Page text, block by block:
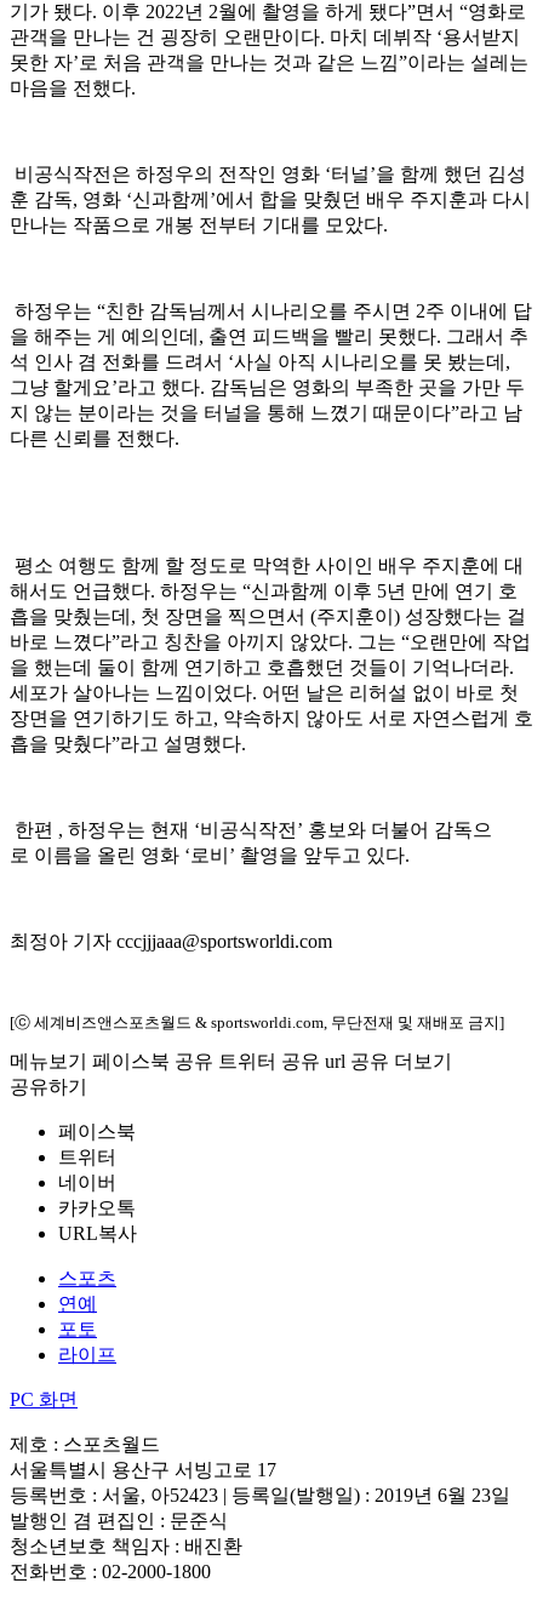
기가 됐다. 이후 2022년 2월에 촬영을 하게 됐다”면서 “영화로
관객을 만나는 건 굉장히 오랜만이다. 마치 데뷔작 ‘용서받지
못한 자’로 처음 관객을 만나는 것과 같은 느낌”이라는 설레는
마음을 전했다.
비공식작전은 하정우의 전작인 영화 ‘터널’을 함께 했던 김성
훈 감독, 영화 ‘신과함께’에서 합을 맞췄던 배우 주지훈과 다시
만나는 작품으로 개봉 전부터 기대를 모았다.
하정우는 “친한 감독님께서 시나리오를 주시면 2주 이내에 답
을 해주는 게 예의인데, 출연 피드백을 빨리 못했다. 그래서 추
석 인사 겸 전화를 드려서 ‘사실 아직 시나리오를 못 봤는데,
그냥 할게요’라고 했다. 감독님은 영화의 부족한 곳을 가만 두
지 않는 분이라는 것을 터널을 통해 느꼈기 때문이다”라고 남
다른 신뢰를 전했다.
평소 여행도 함께 할 정도로 막역한 사이인 배우 주지훈에 대
해서도 언급했다. 하정우는 “신과함께 이후 5년 만에 연기 호
흡을 맞췄는데, 첫 장면을 찍으면서 (주지훈이) 성장했다는 걸
바로 느꼈다”라고 칭찬을 아끼지 않았다. 그는 “오랜만에 작업
을 했는데 둘이 함께 연기하고 호흡했던 것들이 기억나더라.
세포가 살아나는 느낌이었다. 어떤 날은 리허설 없이 바로 첫
장면을 연기하기도 하고, 약속하지 않아도 서로 자연스럽게 호
흡을 맞췄다”라고 설명했다.
한편 , 하정우는 현재 ‘비공식작전’ 홍보와 더불어 감독으
로 이름을 올린 영화 ‘로비’ 촬영을 앞두고 있다.
최정아 기자 cccjjjaaa@sportsworldi.com
[ⓒ 세계비즈앤스포츠월드 & sportsworldi.com, 무단전재 및 재배포 금지]
메뉴보기 페이스북 공유 트위터 공유 url 공유 더보기
공유하기
페이스북
트위터
네이버
카카오톡
URL복사
스포츠
연예
포토
라이프
PC 화면
제호 : 스포츠월드
서울특별시 용산구 서빙고로 17
등록번호 : 서울, 아52423 | 등록일(발행일) : 2019년 6월 23일
발행인 겸 편집인 : 문준식
청소년보호 책임자 : 배진환
전화번호 : 02-2000-1800